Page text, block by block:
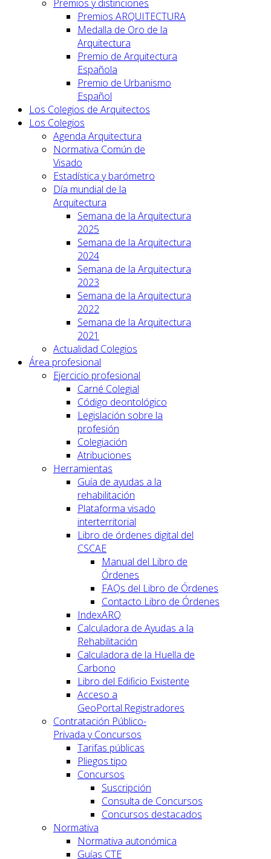
Premios y distinciones
Premios ARQUITECTURA
Medalla de Oro de la
Arquitectura
Premio de Arquitectura
Española
Premio de Urbanismo
Español
Los Colegios de Arquitectos
Los Colegios
Agenda Arquitectura
Normativa Común de
Visado
Estadística y barómetro
Día mundial de la
Arquitectura
Semana de la Arquitectura
2025
Semana de la Arquitectura
2024
Semana de la Arquitectura
2023
Semana de la Arquitectura
2022
Semana de la Arquitectura
2021
Actualidad Colegios
Área profesional
Ejercicio profesional
Carné Colegial
Código deontológico
Legislación sobre la
profesión
Colegiación
Atribuciones
Herramientas
Guía de ayudas a la
rehabilitación
Plataforma visado
interterritorial
Libro de órdenes digital del
CSCAE
Manual del Libro de
Órdenes
FAQs del Libro de Órdenes
Contacto Libro de Órdenes
IndexARQ
Calculadora de Ayudas a la
Rehabilitación
Calculadora de la Huella de
Carbono
Libro del Edificio Existente
Acceso a
GeoPortal.Registradores
Contratación Público-
Privada y Concursos
Tarifas públicas
Pliegos tipo
Concursos
Suscripción
Consulta de Concursos
Concursos destacados
Normativa
Normativa autonómica
Guías CTE